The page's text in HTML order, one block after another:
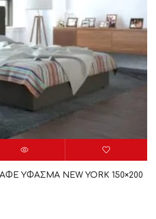
ΥΦΑΣΜΑ NEW YORK 150×200